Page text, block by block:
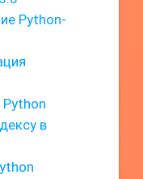
Python-
в